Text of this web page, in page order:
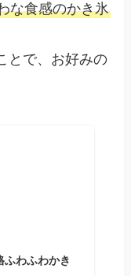
な食感のかき氷
とで、お好みの
ふわふわかき